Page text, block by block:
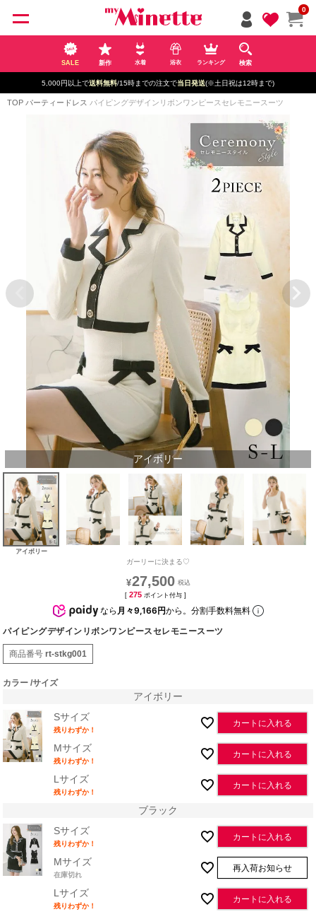
0
SALE 新作 水着 浴衣 ランキング 検索
5,000円以上で送料無料/15時までの注文で当日発送(※土日祝は12時まで)
TOP パーティードレス パイピングデザインリボンワンピースセレモニースーツ
アイボリー
アイボリー
ガーリーに決まる♡
¥27,500
[ 275 ポイント付与 ]
なら 月々9,166円から。分割手数料無料
パイピングデザインリボンワンピースセレモニースーツ
商品番号 rt-stkg001
カラー サイズ
アイボリー
Sサイズ
残りわずか！
カートに入れる
Mサイズ
残りわずか！
カートに入れる
Lサイズ
残りわずか！
カートに入れる
ブラック
Sサイズ
残りわずか！
カートに入れる
Mサイズ
在庫切れ
再入荷お知らせ
Lサイズ
残りわずか！
カートに入れる
ペー
ジト
ップ